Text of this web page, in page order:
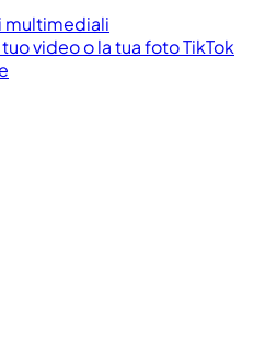
multimediali
video o la tua foto TikTok